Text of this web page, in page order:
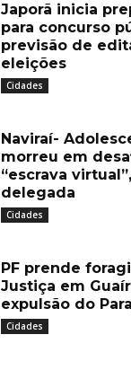
Japorã inicia
para concurso
previsão de
eleições
Cidades
Naviraí-
morreu em
“escrava
delegada
Cidades
PF prende
Justiça em
expulsão do
Cidades